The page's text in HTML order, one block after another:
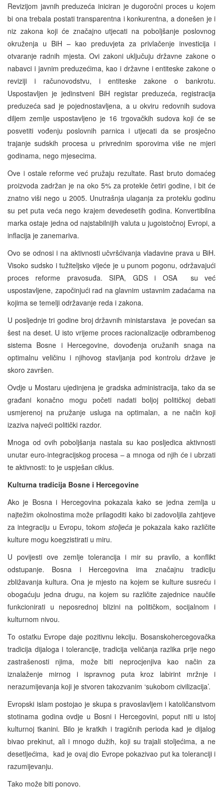
Revizijom javnih preduzeća iniciran je dugoročni proces u kojem
bi ona trebala postati transparentna i konkurentna, a donešen je i
niz zakona koji će značajno utjecati na poboljšanje poslovnog
okruženja u BiH – kao preduvjeta za privlačenje investicija i
otvaranje radnih mjesta. Ovi zakoni uključuju državne zakone o
nabavci i javnim preduzećima, kao i državne i entiteske zakone o
reviziji i računovodstvu, i entiteske zakone o bankrotu.
Uspostavljen je jedinstveni BiH registar preduzeća, registracija
preduzeća sad je pojednostavljena, a u okviru redovnih sudova
diljem zemlje uspostavljeno je 16 trgovačkih sudova koji će se
posvetiti vođenju poslovnih parnica i utjecati da se prosječno
trajanje sudskih procesa u privrednim sporovima više ne mjeri
godinama, nego mjesecima.
Ove i ostale reforme već pružaju rezultate. Rast bruto domaćeg
proizvoda zadržan je na oko 5% za protekle četiri godine, i bit će
znatno viši nego u 2005. Unutrašnja ulaganja za proteklu godinu
su pet puta veća nego krajem devedesetih godina. Konvertibilna
marka ostaje jedna od najstabilnijih valuta u jugoistočnoj Evropi, a
inflacija je zanemariva.
Ovo se odnosi i na aktivnosti učvršćivanja vladavine prava u BiH.
Visoko sudsko i tužiteljsko vijeće je u punom pogonu, održavajući
proces reforme pravosuđa. SIPA, GDS i OSA su već
uspostavljene, započinjući rad na glavnim ustavnim zadaćama na
kojima se temelji održavanje reda i zakona.
U posljednje tri godine broj državnih ministarstava je povećan sa
šest na deset. U isto vrijeme proces racionalizacije odbrambenog
sistema Bosne i Hercegovine, dovođenja oružanih snaga na
optimalnu veličinu i njihovog stavljanja pod kontrolu države je
skoro završen.
Ovdje u Mostaru ujedinjena je gradska administracija, tako da se
građani konačno mogu početi nadati boljoj političkoj debati
usmjerenoj na pružanje usluga na optimalan, a ne način koji
izaziva najveći politički razdor.
Mnoga od ovih poboljšanja nastala su kao posljedica aktivnosti
unutar euro-integracijskog procesa – a mnoga od njih će i ubrzati
te aktivnosti: to je uspješan ciklus.
Kulturna tradicija Bosne i Hercegovine
Ako je Bosna i Hercegovina pokazala kako se jedna zemlja u
najtežim okolnostima može prilagoditi kako bi zadovoljila zahtjeve
za integraciju u Evropu, tokom stoljećaje pokazala kako različite
kulture mogu koegzistirati u miru.
U povijesti ove zemlje tolerancija i mir su pravilo, a konflikt
odstupanje. Bosna i Hercegovina ima značajnu tradiciju
zbližavanja kultura. Ona je mjesto na kojem se kulture susreću i
obogaćuju jedna drugu, na kojem su različite zajednice naučile
funkcionirati u neposrednoj blizini na političkom, socijalnom i
kulturnom nivou.
To ostatku Evrope daje pozitivnu lekciju. Bosanskohercegovačka
tradicija dijaloga i tolerancije, tradicija veličanja razlika prije nego
zastrašenosti njima, može biti neprocjenjiva kao način za
iznalaženje mirnog i ispravnog puta kroz labirint mržnje i
nerazumijevanja koji je stvoren takozvanim ‘sukobom civilizacija’.
Evropski islam postojao je skupa s pravoslavljem i katoličanstvom
stotinama godina ovdje u Bosni i Hercegovini, poput niti u istoj
kulturnoj tkanini. Bilo je kratkih i tragičnih perioda kad je dijalog
bivao prekinut, ali i mnogo dužih, koji su trajali stoljećima, a ne
desetljećima, kad je ovaj dio Evrope pokazivao put ka toleranciji i
razumijevanju.
Tako može biti ponovo.